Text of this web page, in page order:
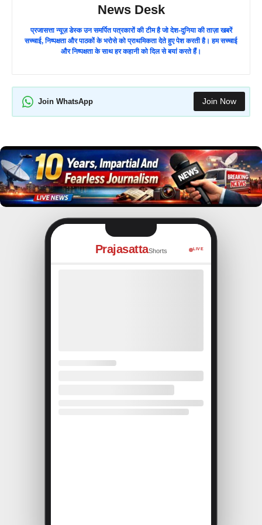
News Desk
प्रजासत्ता न्यूज़ डेस्क उन समर्पित पत्रकारों की टीम है जो देश-दुनिया की ताज़ा खबरें
सच्चाई, निष्पक्षता और पाठकों के भरोसे को प्राथमिकता देते हुए पेश करती है। हम सच्चाई
और निष्पक्षता के साथ हर कहानी को दिल से बयां करते हैं।
Join WhatsApp Join Now
PrajasattaShorts LIVE